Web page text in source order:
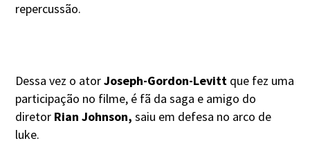
repercussão.
Dessa vez o atorJoseph-Gordon-Levitt que fez uma
participação no filme, é fã da saga e amigo do
diretor Rian Johnson,saiu em defesa no arco de
luke.